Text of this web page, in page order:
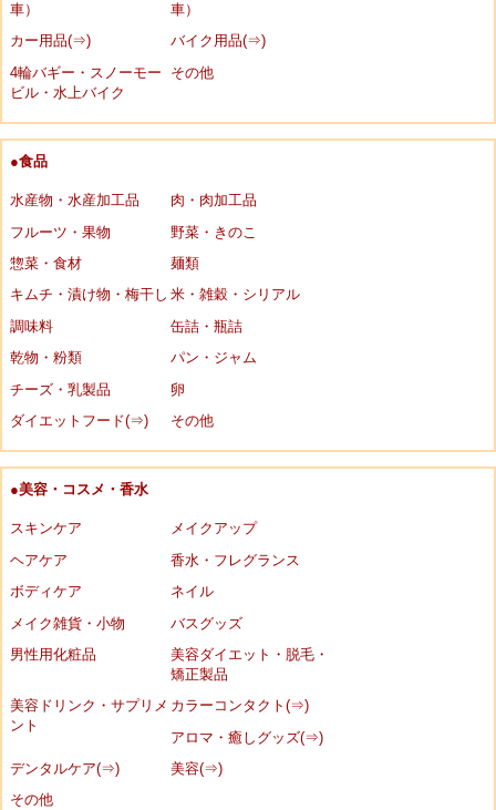
車）
車）
カー用品(⇒)
バイク用品(⇒)
4輪バギー・スノーモー
ビル・水上バイク
その他
●食品
水産物・水産加工品
肉・肉加工品
フルーツ・果物
野菜・きのこ
惣菜・食材
麺類
キムチ・漬け物・梅干し 米・雑穀・シリアル
調味料
缶詰・瓶詰
乾物・粉類
パン・ジャム
チーズ・乳製品
卵
ダイエットフード(⇒)
その他
●美容・コスメ・香水
スキンケア
メイクアップ
ヘアケア
香水・フレグランス
ボディケア
ネイル
メイク雑貨・小物
バスグッズ
男性用化粧品
美容ダイエット・脱毛・
矯正製品
美容ドリンク・サプリメ
ント
カラーコンタクト(⇒)
アロマ・癒しグッズ(⇒)
デンタルケア(⇒)
美容(⇒)
その他